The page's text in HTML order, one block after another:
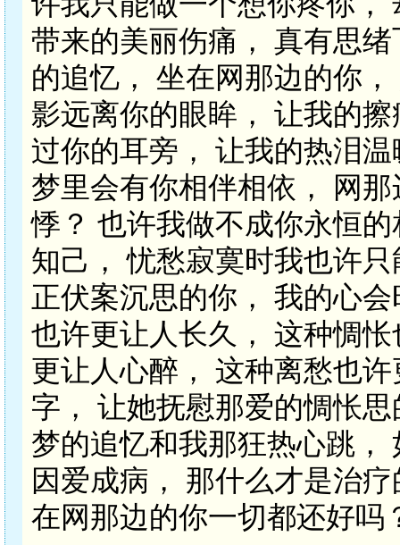
带来的美丽伤痛， 真有思
的追忆， 坐在网那边的你
影远离你的眼眸， 让我的
过你的耳旁， 让我的热泪
梦里会有你相伴相依， 网
悸？ 也许我做不成你永恒
知己， 忧愁寂寞时我也许
正伏案沉思的你， 我的心
也许更让人长久， 这种惆
更让人心醉， 这种离愁也
字， 让她抚慰那爱的惆怅
梦的追忆和我那狂热心跳，
因爱成病， 那什么才是治
在网那边的你一切都还好吗